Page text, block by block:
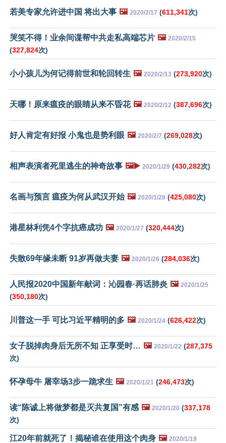
若美专家允许进中国 将出大事 🖼️ 2020/2/17 (611,341次)
哭笑不得！业余间谍帮中共走私高端芯片 🖼️ 2020/2/15
(327,824次)
小小孩儿为何记得前世和轮回转生 🖼️ 2020/2/13 (273,920次)
天哪！原来瘟疫的眼睛从来不昏花 🖼️ 2020/2/12 (387,696次)
好人肯定有好报 小鬼也是势利眼 🖼️ 2020/2/7 (269,028次)
相声表演者死里逃生的神奇故事 🖼️▶️ 2020/1/29 (430,282次)
名画与预言 瘟疫为何从武汉开始 🖼️ 2020/1/28 (425,080次)
港星林利凭4个字抗癌成功 🖼️ 2020/1/27 (320,444次)
失散69年缘未断 91岁再做夫妻 🖼️ 2020/1/26 (284,036次)
人民报2020中国新年献词：沁园春·再话肺炎 🖼️ 2020/1/25
(350,180次)
川普这一手 可比习近平精明的多 🖼️ 2020/1/24 (626,422次)
女子脱掉肉身后无所不知 正享受时… 🖼️ 2020/1/22 (287,375
次)
怀孕母牛 屠宰场3步一跪求生 🖼️ 2020/1/21 (246,473次)
读“陈诚上将做梦都是灭共复国”有感 🖼️ 2020/1/20 (337,178
次)
江20年前就死了！揭秘谁在使用这个肉身 🖼️ 2020/1/19